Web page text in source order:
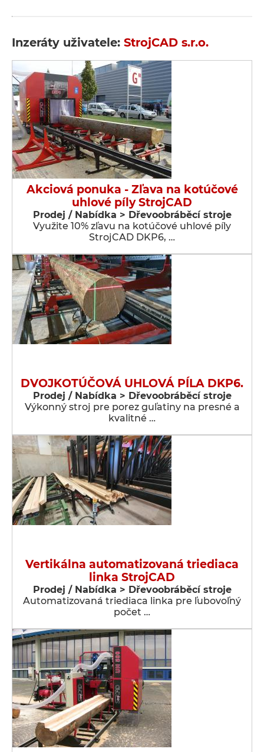
Inzeráty uživatele: StrojCAD s.r.o.
Akciová ponuka - Zľava na kotúčové
uhlové píly StrojCAD
Prodej / Nabídka > Dřevoobráběcí stroje
Využite 10% zľavu na kotúčové uhlové píly
StrojCAD DKP6, …
DVOJKOTÚČOVÁ UHLOVÁ PÍLA DKP6.
Prodej / Nabídka > Dřevoobráběcí stroje
Výkonný stroj pre porez guľatiny na presné a
kvalitné …
Vertikálna automatizovaná triediaca
linka StrojCAD
Prodej / Nabídka > Dřevoobráběcí stroje
Automatizovaná triediaca linka pre ľubovoľný
počet …